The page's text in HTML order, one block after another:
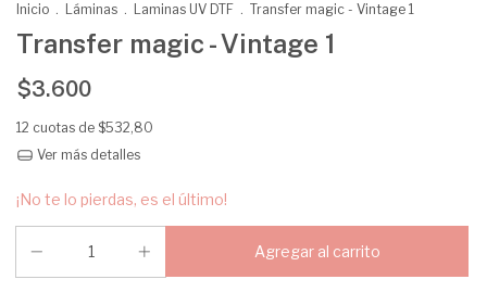
Inicio . Láminas . Laminas UV DTF . Transfer magic - Vintage 1
Transfer magic - Vintage 1
$3.600
12 cuotas de $532,80
Ver más detalles
¡No te lo pierdas, es el último!